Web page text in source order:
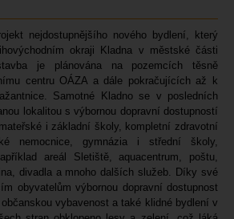
nejdostupnějšího nového bydlení, který
okraji Kladna v městské části
je plánována na pozemcích těsně
centru OÁZA a dále pokračujících až k
Samotné Kladno se v posledních
lokalitou s výbornou dopravní dostupností
i základní školy, kompletní zdravotní
nemocnice, gymnázia i střední školy,
areál Sletiště, aquacentrum, poštu,
divadla a mnoho dalších služeb. Díky své
obyvatelům výbornou dopravní dostupnost
vybavenost a také klidné bydlení v